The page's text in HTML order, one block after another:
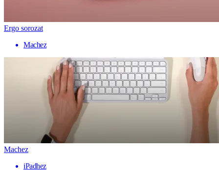
Ergo sorozat
Machez
Machez
iPadhez